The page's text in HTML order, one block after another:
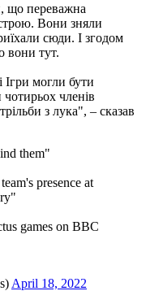
що переважна
строю. Вони зняли
сюди. І згодом
вони тут.
могли бути
членів
з лука", – сказав
them"
presence at
games on BBC
April 18, 2022